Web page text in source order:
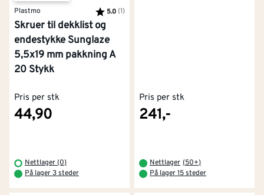
Plastmo
Karakter:
5.0 (1)
Skruer til dekklist og
endestykke Sunglaze
5,5x19 mm pakkning A
20 Stykk
Pris per stk
44,90
Nettlager (0)
På lager 3 steder
Pris per stk
241,-
Nettlager (50+)
På lager 15 steder